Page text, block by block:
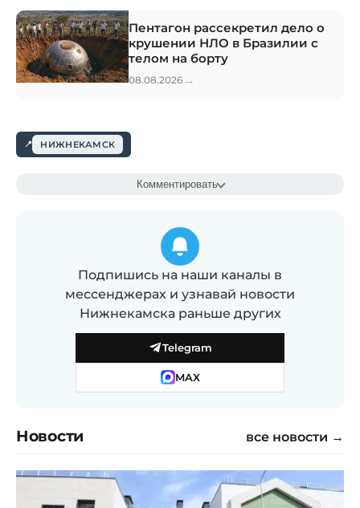
Пентагон рассекретил дело о
крушении НЛО в Бразилии с
телом на борту
08.08.2026 →
НИЖНЕКАМСК
Комментировать
Подпишись на наши каналы в
мессенджерах и узнавай новости
Нижнекамска раньше других
Telegram
MAX
Новости все новости →